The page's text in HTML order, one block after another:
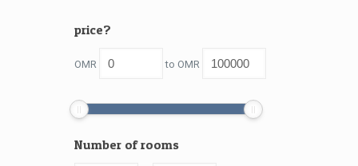
price?
OMR to OMR
Number of rooms